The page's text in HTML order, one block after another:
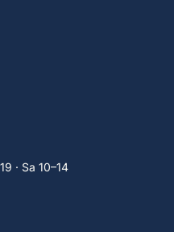
· Sa 10–14